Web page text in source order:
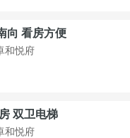
向 看房方便
和悦府
双卫电梯
和悦府